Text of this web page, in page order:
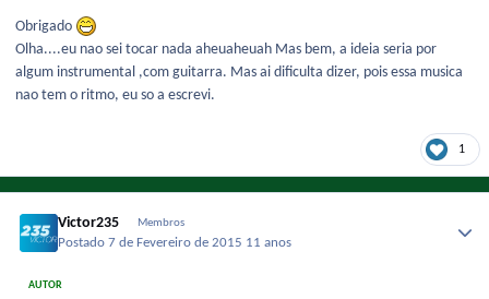
Obrigado
Olha....eu nao sei tocar nada aheuaheuah Mas bem, a ideia seria por
algum instrumental ,com guitarra. Mas ai dificulta dizer, pois essa musica
nao tem o ritmo, eu so a escrevi.
1
Victor235 Membros
Postado7 de Fevereiro de 2015 11 anos
AUTOR